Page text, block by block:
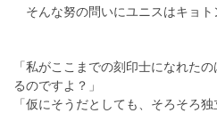
そんな努の問いにユニスはキョト
「私がここまでの刻印士になれた
るのですよ？」
「仮にそうだとしても、そろそろ